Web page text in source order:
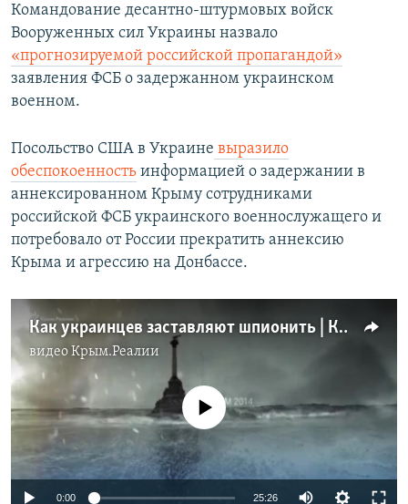
Командование десантно-штурмовых войск
Вооруженных сил Украины назвало
«прогнозируемой российской пропагандой»
заявления ФСБ о задержанном украинском
военном.
Посольство США в Украине выразило
обеспокоенность информацией о задержании в
аннексированном Крыму сотрудниками
российской ФСБ украинского военнослужащего и
потребовало от России прекратить аннексию
Крыма и агрессию на Донбассе.
Как украинцев заставляют шпионить | Крым.Реалии ТВ (видео)
видеоКрым.Реалии
No media source currently available
0:00 25:26